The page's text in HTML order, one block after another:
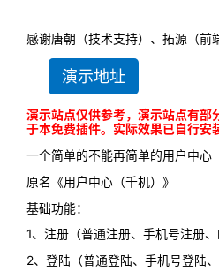
感谢唐朝（技术支持）、拓源（前
演示地址
演示站点仅供参考，演示站点有部
于本免费插件。实际效果已自行安
一个简单的不能再简单的用户中心
原名《用户中心（千机）》
基础功能：
1、注册（普通注册、手机号注册、
2、登陆（普通登陆、手机号登陆